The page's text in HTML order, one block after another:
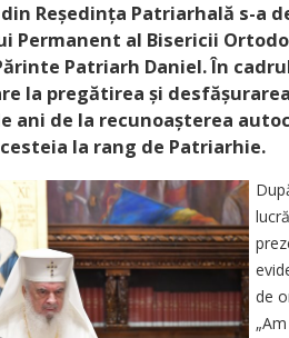
Reședința Patriarhală s-a
Permanent al Bisericii
Patriarh Daniel. În
la pregătirea și
ani de la recunoașterea
la rang de Patriarhie.
de